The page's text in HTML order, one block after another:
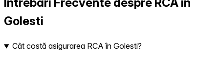
Întrebări Frecvente despre RCA în
Golesti
Cât costă asigurarea RCA în Golesti?